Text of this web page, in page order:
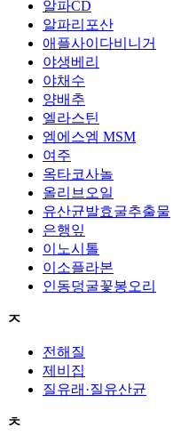
알파CD
알파리포산
애플사이다비니거
야생베리
야채수
양배추
엘라스틴
엠에스엠 MSM
여주
옥타코사놀
올리브오일
유산균발효굴추출물
은행잎
이노시톨
이소플라본
인동덩굴꽃봉오리
ㅈ
전해질
제비집
질유래·질유산균
ㅊ